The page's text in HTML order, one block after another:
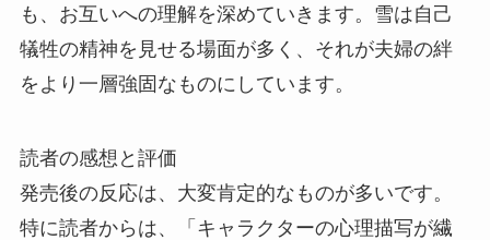
も、お互いへの理解を深めていきます。雪は自己
犠牲の精神を見せる場面が多く、それが夫婦の絆
をより一層強固なものにしています。
読者の感想と評価
発売後の反応は、大変肯定的なものが多いです。
特に読者からは、「キャラクターの心理描写が繊